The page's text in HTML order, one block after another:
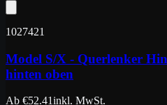
1027421
Model S/X - Querlenker
hinten oben
Ab €52.41inkl. MwSt.